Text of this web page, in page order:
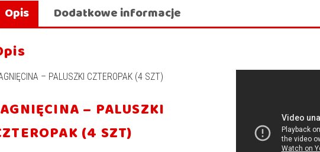
Opis Dodatkowe informacje
– PALUSZKI CZTEROPAK (4 SZT)
– PALUSZKI
(4 SZT)